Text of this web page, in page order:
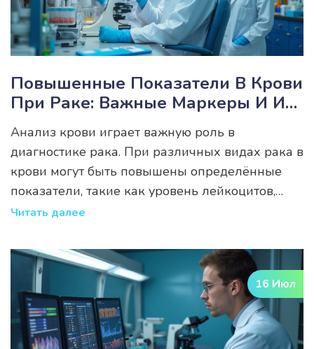
Повышенные Показатели В Крови
При Раке: Важные Маркеры И Их
Значение
Анализ крови играет важную роль в
диагностике рака. При различных видах рака в
крови могут быть повышены определённые
показатели, такие как уровень лейкоцитов,
опухолевые маркеры и ферменты. При
важно немедленно обратиться к врачу для
дальнейшего обследования и возможного
подтверждения диагноза.
Читать далее
16 Июл